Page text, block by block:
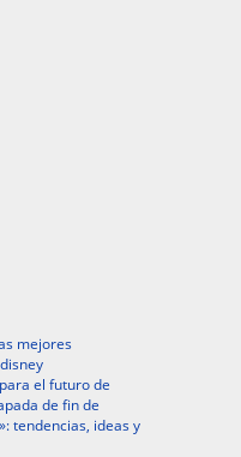
mejores
el futuro de
de fin de
tendencias, ideas y